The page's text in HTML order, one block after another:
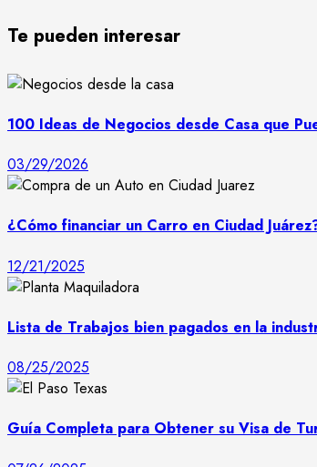
Te pueden interesar
100 Ideas de Negocios desde Casa que
03/29/2026
¿Cómo financiar un Carro en Ciudad
12/21/2025
Lista de Trabajos bien pagados en la
08/25/2025
Guía Completa para Obtener su Visa de